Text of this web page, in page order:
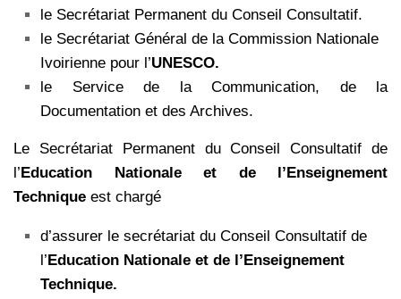
le Secrétariat Permanent du Conseil Consultatif.
le Secrétariat Général de la Commission Nationale
Ivoirienne pour l’UNESCO.
le Service de la Communication, de la
Documentation et des Archives.
Le Secrétariat Permanent du Conseil Consultatif de
l’Education Nationale et de l’Enseignement
Technique est chargé
d’assurer le secrétariat du Conseil Consultatif de
l’Education Nationale et de l’Enseignement
Technique.